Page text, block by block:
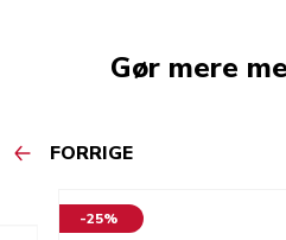
Gør mere
FORRIGE
-25%